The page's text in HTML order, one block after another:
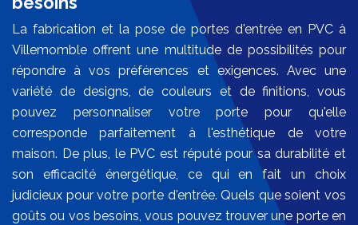
La fabrication et la pose de portes d'entrée en PVC à
Villemomble offrent une multitude de possibilités pour
répondre à vos préférences et exigences. Avec une
variété de designs, de couleurs et de finitions, vous
pouvez personnaliser votre porte pour qu'elle
corresponde parfaitement à l'esthétique de votre
maison. De plus, le PVC est réputé pour sa durabilité et
son efficacité énergétique, ce qui en fait un choix
judicieux pour votre porte d'entrée. Quels que soient vos
goûts ou vos besoins, vous pouvez trouver une porte en